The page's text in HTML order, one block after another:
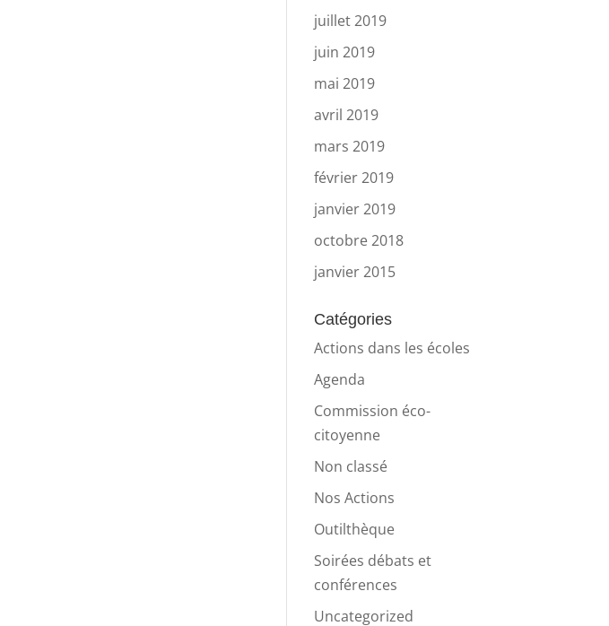
juillet 2019
juin 2019
mai 2019
avril 2019
mars 2019
février 2019
janvier 2019
octobre 2018
janvier 2015
Catégories
Actions dans les écoles
Agenda
Commission éco-
citoyenne
Non classé
Nos Actions
Outilthèque
Soirées débats et
conférences
Uncategorized